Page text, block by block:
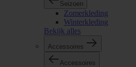
Seizoen
Zomerkleding
Winterkleding
Bekijk alles
Accessoires
Accessoires